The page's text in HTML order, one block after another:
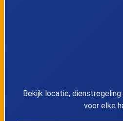
Bekijk locatie,
voor elke